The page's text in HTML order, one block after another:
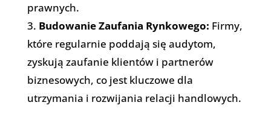
prawnych.
3. Budowanie Zaufania Rynkowego: Firmy,
które regularnie poddają się audytom,
zyskują zaufanie klientów i partnerów
biznesowych, co jest kluczowe dla
utrzymania i rozwijania relacji handlowych.